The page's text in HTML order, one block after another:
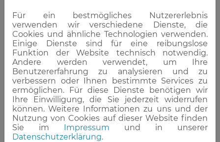
Am Montag, den 1. September 2025,
Für ein bestmögliches Nutzererlebnis
verwenden wir verschiedene Dienste, die
Cookies und ähnliche Technologien verwenden.
Einige Dienste sind für eine reibungslose
Funktion der Website technisch notwendig.
Andere werden verwendet, um Ihre
Benutzererfahrung zu analysieren und zu
verbessern oder Ihnen bestimmte Services zu
ermöglichen. Für diese Dienste benötigen wir
Ihre Einwilligung, die Sie jederzeit widerrufen
können. Weitere Informationen zu uns und der
Nutzung von Cookies auf dieser Website finden
Sie im Impressum und in unserer
Datenschutzerklärung.